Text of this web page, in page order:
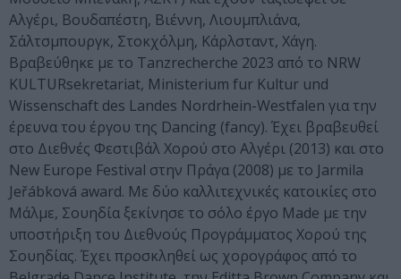
Αλγέρι, Βουδαπέστη, Βιέννη, Λιουμπλιάνα,
Σάλτσμπουργκ, Στοκχόλμη, Κάρλσταντ, Χάγη.
Βραβεύθηκε με το Tanzrecherche 2023 από το NRW
KULTURsekretariat, Ministerium fur Kultur und
Wissenschaft des Landes Nordrhein-Westfalen για την
έρευνα του έργου της Dancing (fancy). Έχει βραβευθεί
στο Διεθνές Φεστιβάλ Χορού στο Αλγέρι (2013) και στο
New Europe Festival στην Πράγα (2008) με το Jarmila
Jeřábková award. Με δύο καλλιτεχνικές κατοικίες στο
Μάλμε, Σουηδία ξεκίνησε το σόλο έργο Made με την
υποστήριξη του Διεθνούς Προγράμματος Χορού της
Σουηδίας. Έχει προσκληθεί ως χορογράφος από το